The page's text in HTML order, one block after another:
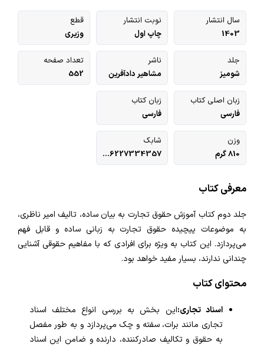
خانه
کتاب‌های دادکتاب
مولفین و مترجمین
سال انتشار
1403
نوبت انتشار
چاپ اول
قطع
وزیری
جلد
شومیز
ناشر
مشاهیر دادآفرین
تعداد صفحه
552
زبان اصلی کتاب
فارسی
زبان کتاب
فارسی
وزن
810 گرم
شابک
9786227334357
معرفی کتاب
جلد دوم کتاب آموزش حقوق تجارت به بیان ساده، تالیف امیر ناظری،
به موضوعات پیچیده حقوق تجارت به زبانی ساده و قابل فهم
می‌پردازد. این کتاب به ویژه برای افرادی که با مفاهیم حقوقی آشنایی
چندانی ندارند، بسیار مفید خواهد بود.
محتوای کتاب
اسناد تجاری:این بخش به بررسی انواع مختلف اسناد
تجاری مانند برات، سفته و چک می‌پردازد و به طور مفصل
به حقوق و تکالیف صادرکننده، دارنده و ضامن این اسناد